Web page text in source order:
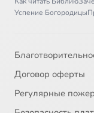
Успение Богородицы
Договор оферты
Регулярные